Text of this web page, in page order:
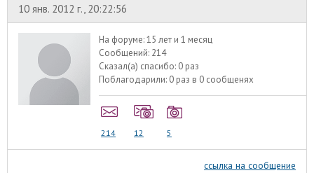
10 янв. 2012 г., 20:22:56
На форуме:15 лет и 1 месяц
Сообщений: 214
Сказал(а) спасибо: 0 раз
Поблагодарили: 0 раз в 0 сообщенях
214 12 5
ссылка на сообщение